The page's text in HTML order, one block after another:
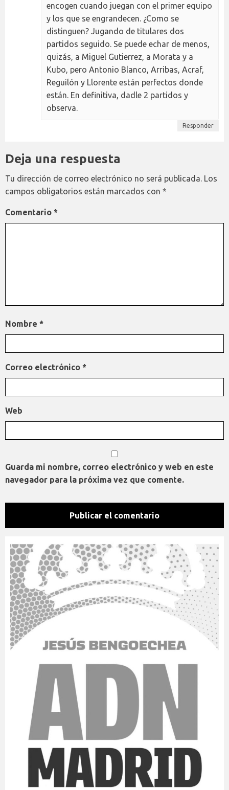
encogen cuando juegan con el primer equipo
y los que se engrandecen. ¿Como se
distinguen? Jugando de titulares dos
partidos seguido. Se puede echar de menos,
quizás, a Miguel Gutierrez, a Morata y a
Kubo, pero Antonio Blanco, Arribas, Acraf,
Reguilón y Llorente están perfectos donde
están. En definitiva, dadle 2 partidos y
observa.
Responder
Deja una respuesta
Tu dirección de correo electrónico no será publicada. Los
campos obligatorios están marcados con *
Comentario *
Nombre *
Correo electrónico *
Web
Guarda mi nombre, correo electrónico y web en este
navegador para la próxima vez que comente.